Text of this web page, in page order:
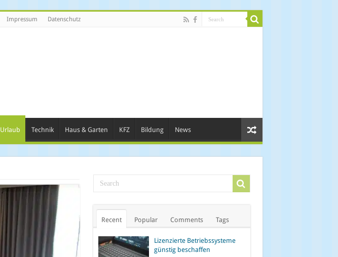
Impressum Datenschutz
Urlaub Technik Haus & Garten KFZ Bildung News
Recent Popular Comments Tags
Lizenzierte Betriebssysteme
günstig beschaffen